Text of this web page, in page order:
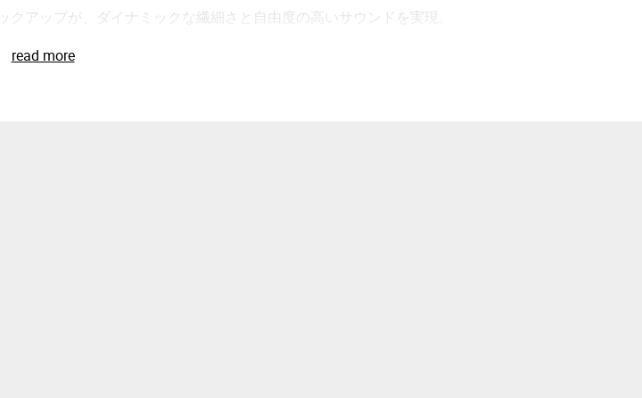
アップが、ダイナミックな繊細さと自由度の高いサウンドを実現。
ーカス。
read more